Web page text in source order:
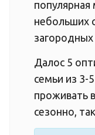
популярная
небольших
Далос 5
семьи из 3-
проживать
сезонно,